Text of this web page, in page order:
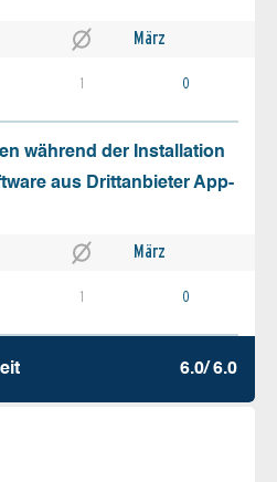
März
1 0
während der Installation
aus Drittanbieter App-
März
1 0
6.0/ 6.0